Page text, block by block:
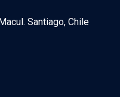
Santiago, Chile